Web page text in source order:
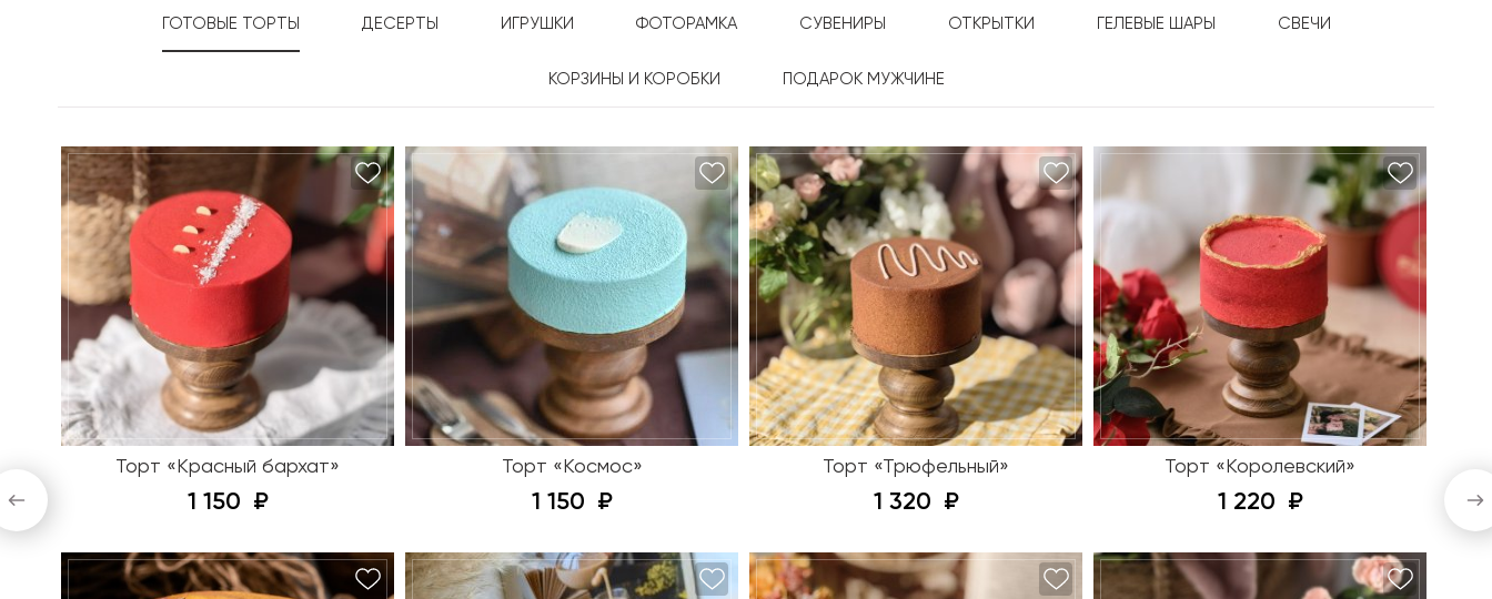
ГОТОВЫЕ ТОРТЫ ДЕСЕРТЫ ИГРУШКИ ФОТОРАМКА СУВЕНИРЫ ОТКРЫТКИ ГЕЛЕВЫЕ ШАРЫ СВЕЧИ
КОРЗИНЫ И КОРОБКИ ПОДАРОК МУЖЧИНЕ
Торт «Красный бархат»
1 150
Торт «Космос»
1 150
Торт «Трюфельный»
1 320
Торт «Королевский»
1 220